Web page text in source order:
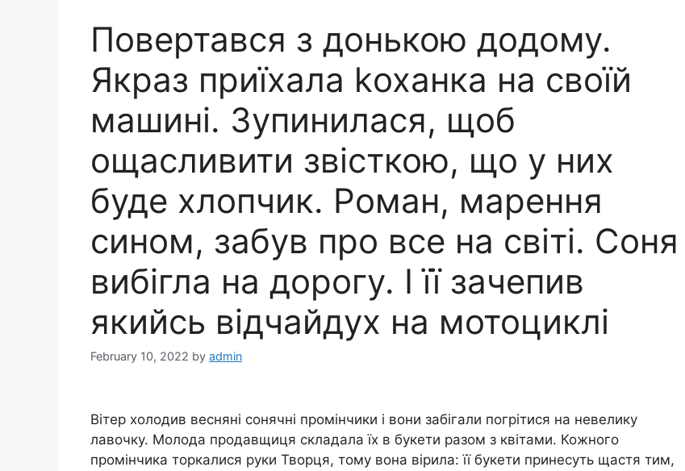
Повертався з донькою додому.
Якраз приїхала kоханка на своїй
машині. Зупинилася, щоб
ощасливити звісткою, що у них
буде хлопчик. Роман, марення
сином, забув про все на світі. Соня
вибігла на дорогу. І її зачепив
якийсь відчайдух на мотоциклі
February 10, 2022 by admin
Вітер холодив весняні сонячні промінчики і вони забігали погрітися на невелику
лавочку. Молода продавщиця складала їх в букети разом з квітами. Кожного
промінчика торкалися руки Творця, тому вона вірила: її букети принесуть щастя тим,